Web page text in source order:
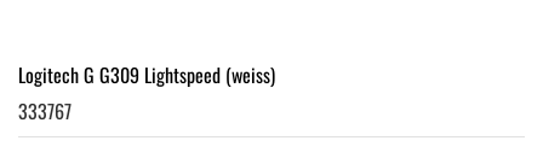
Logitech G G309 Lightspeed (weiss)
333767